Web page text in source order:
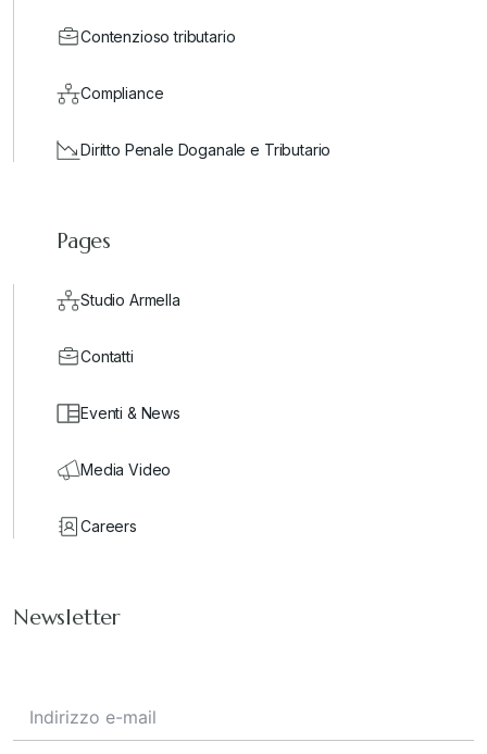
Contenzioso tributario
Compliance
Diritto Penale Doganale e Tributario
Pages
Studio Armella
Contatti
Eventi & News
Media Video
Careers
Newsletter